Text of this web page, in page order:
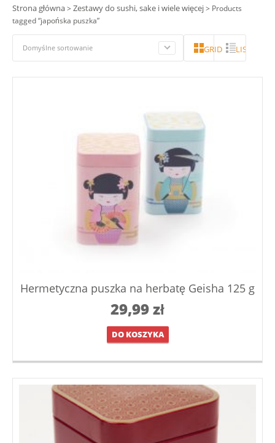
Strona główna> Zestawy do sushi, sake i wiele więcej> Products
tagged “japońska puszka”
Domyślne sortowanie GRID LISTA
Hermetyczna puszka na herbatę Geisha 125 g
29,99zł
DO KOSZYKA